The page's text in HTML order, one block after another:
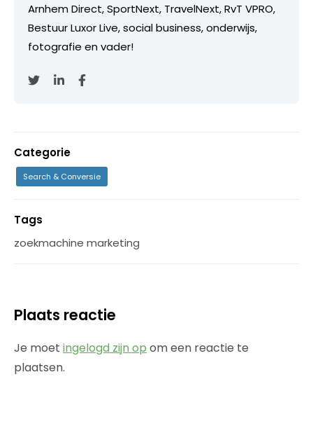
Arnhem Direct, SportNext, TravelNext, RvT VPRO,
Bestuur Luxor Live, social business, onderwijs,
fotografie en vader!
Categorie
Search & Conversie
Tags
zoekmachine marketing
Plaats reactie
Je moet ingelogd zijn op om een reactie te
plaatsen.